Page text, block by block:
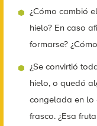
¿Cómo cambió
hielo? En caso
formarse?
¿Se convirtió
hielo, o quedó
congelada en lo
frasco. ¿Esa